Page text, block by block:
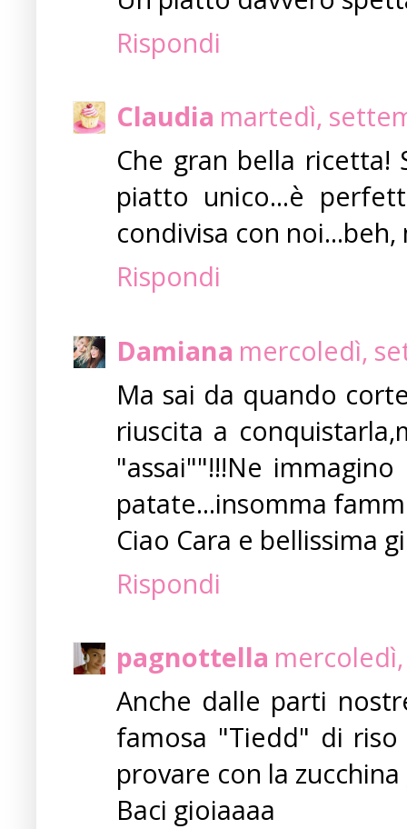
Rispondi
Claudia martedì,
Che gran bella ricetta!
piatto unico...è
condivisa con
Rispondi
Damiana mercoledì,
Ma sai da quando
riuscita a
"assai""!!!Ne
patate...insomma
Ciao Cara e bellissima
Rispondi
pagnottella
Anche dalle parti
famosa "Tiedd" di
provare con la zucchina
Baci gioiaaaa